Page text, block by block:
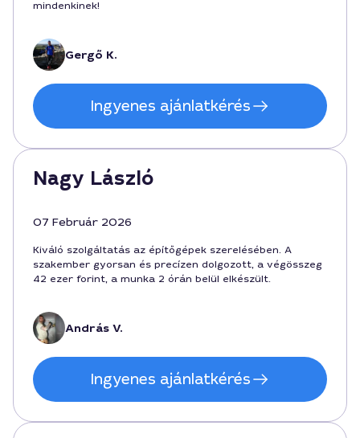
mindenkinek!
Gergő K.
Ingyenes ajánlatkérés
Nagy László
07 Február 2026
Kiváló szolgáltatás az építőgépek szerelésében. A
szakember gyorsan és precízen dolgozott, a végösszeg
42 ezer forint, a munka 2 órán belül elkészült.
András V.
Ingyenes ajánlatkérés